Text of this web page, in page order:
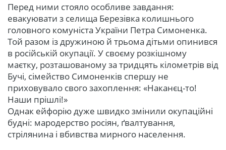
Перед ними стояло особливе завдання:
евакуювати з селища Березівка колишнього
головного комуніста України Петра Симоненка.
Той разом із дружиною й трьома дітьми опинився
в російській окупації. У своєму розкішному
маєтку, розташованому за тридцять кілометрів від
Бучі, сімейство Симоненків спершу не
приховувало свого захоплення: «Наканєц-то!
Наши прішлі!»
Однак ейфорію дуже швидко змінили окупаційні
будні: мародерство росіян, ґвалтування,
стрілянина і вбивства мирного населення.